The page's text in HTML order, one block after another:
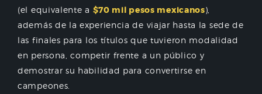
(el equivalente a $70 mil pesos mexicanos),
además de la experiencia de viajar hasta la sede de
las finales para los títulos que tuvieron modalidad
en persona, competir frente a un público y
demostrar su habilidad para convertirse en
campeones.